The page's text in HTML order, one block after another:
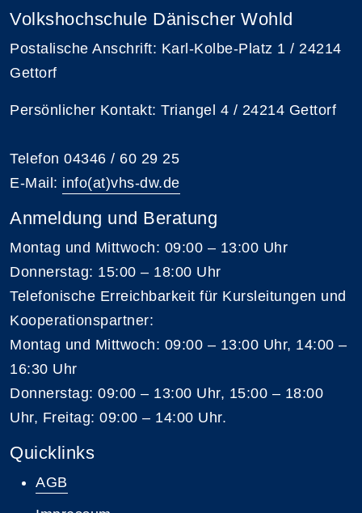
Volkshochschule Dänischer Wohld
Postalische Anschrift: Karl-Kolbe-Platz 1 / 24214
Gettorf
Persönlicher Kontakt: Triangel 4 / 24214 Gettorf
Telefon 04346 / 60 29 25
E-Mail: info(at)vhs-dw.de
Anmeldung und Beratung
Montag und Mittwoch: 09:00 – 13:00 Uhr
Donnerstag: 15:00 – 18:00 Uhr
Telefonische Erreichbarkeit für Kursleitungen und
Kooperationspartner:
Montag und Mittwoch: 09:00 – 13:00 Uhr, 14:00 –
16:30 Uhr
Donnerstag: 09:00 – 13:00 Uhr, 15:00 – 18:00
Uhr, Freitag: 09:00 – 14:00 Uhr.
Quicklinks
AGB